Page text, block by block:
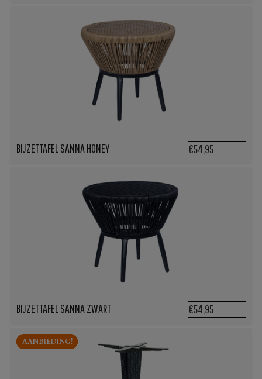
BIJZETTAFEL SANNA HONEY €54,95
BIJZETTAFEL SANNA ZWART €54,95
AANBIEDING!
AANBIEDING!